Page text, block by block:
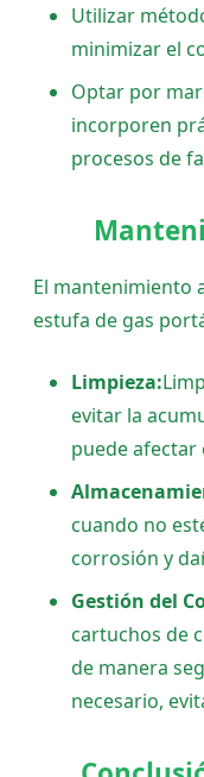
Utilizar
minimizar el
Optar por
incorporen
procesos de
El mantenimiento
estufa de gas
Limpieza:
evitar la
puede
cuando no
corrosión y
Gestión del
cartuchos de
de manera
necesario,